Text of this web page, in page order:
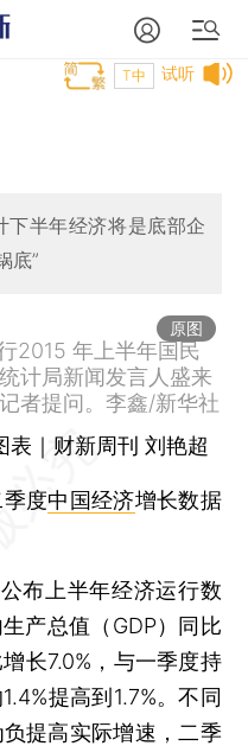
试听
T中
下半年经济将是底部企
底”
原图
2015 年上半年国民
计局新闻发言人盛来
者提问。李鑫/新华社
表｜财新周刊 刘艳超
度中国经济增长数据
上半年经济运行数
产总值（GDP）同比
长7.0%，与一季度持
提高到1.7%。不同
提高实际增速，二季